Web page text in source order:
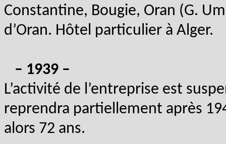
Constantine, Bougie, Oran (G.
d’Oran. Hôtel particulier à Alger.
– 1939 –
L’activité de l’entreprise est
reprendra partiellement après
alors 72 ans.